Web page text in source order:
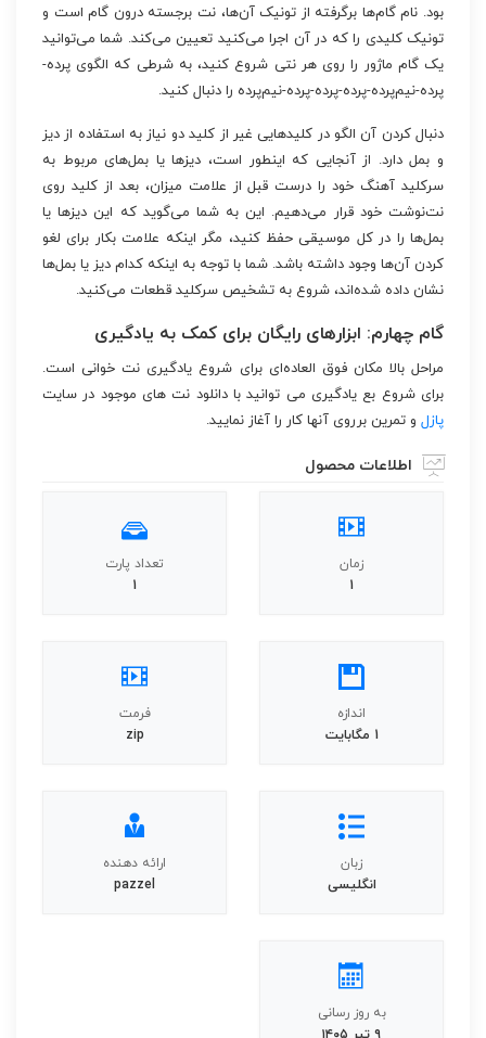
بود. نام گام‌ها برگرفته از تونیک آن‌ها، نت برجسته درون گام است و
تونیک کلیدی را که در آن اجرا می‌کنید تعیین می‌کند. شما می‌توانید
یک گام ماژور را روی هر نتی شروع کنید، به شرطی که الگوی پرده-
پرده-نیم‌پرده-پرده-پرده-پرده-نیم‌پرده را دنبال کنید.
دنبال کردن آن الگو در کلیدهایی غیر از کلید دو نیاز به استفاده از دیز
و بمل دارد. از آنجایی که اینطور است، دیزها یا بمل‌های مربوط به
سرکلید آهنگ خود را درست قبل از علامت میزان، بعد از کلید روی
نت‌نوشت خود قرار می‌دهیم. این به شما می‌گوید که این دیزها یا
بمل‌ها را در کل موسیقی حفظ کنید، مگر اینکه علامت بکار برای لغو
کردن آن‌ها وجود داشته باشد. شما با توجه به اینکه کدام دیز یا بمل‌ها
نشان داده شده‌اند، شروع به تشخیص سرکلید قطعات می‌کنید.
گام چهارم: ابزارهای رایگان برای کمک به یادگیری
مراحل بالا مکان فوق العاده‌ای برای شروع یادگیری نت خوانی است.
برای شروع بع یادگیری می توانید با دانلود نت های موجود در سایت
پازل و تمرین برروی آنها کار را آغاز نمایید.
اطلاعات محصول
زمان
1
تعداد پارت
1
اندازه
1 مگابایت
فرمت
zip
زبان
انگلیسی
ارائه دهنده
pazzel
به روز رسانی